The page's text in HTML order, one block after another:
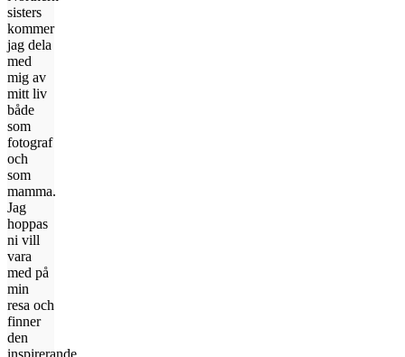
sisters
kommer
jag dela
med
mig av
mitt liv
både
som
fotograf
och
som
mamma.
Jag
hoppas
ni vill
vara
med på
min
resa och
finner
den